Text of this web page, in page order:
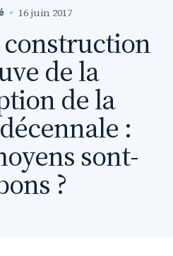
16 juin 2017
de la
de la
:
sont-
?